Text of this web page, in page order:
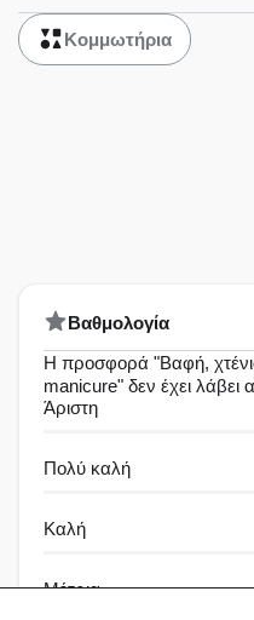
Κομμωτήρια
Bαθμολογία
Η προσφορά "Βαφή,
manicure" δεν έχει λάβει
Άριστη
Πολύ καλή
Καλή
Μέτρια